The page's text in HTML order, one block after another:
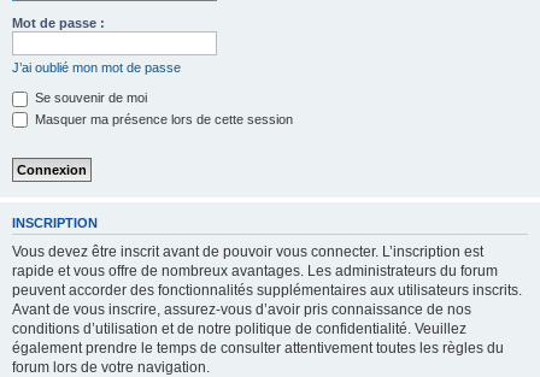
Mot de passe :
J’ai oublié mon mot de passe
Se souvenir de moi
Masquer ma présence lors de cette session
INSCRIPTION
Vous devez être inscrit avant de pouvoir vous connecter. L’inscription est
rapide et vous offre de nombreux avantages. Les administrateurs du forum
peuvent accorder des fonctionnalités supplémentaires aux utilisateurs inscrits.
Avant de vous inscrire, assurez-vous d’avoir pris connaissance de nos
conditions d’utilisation et de notre politique de confidentialité. Veuillez
également prendre le temps de consulter attentivement toutes les règles du
forum lors de votre navigation.